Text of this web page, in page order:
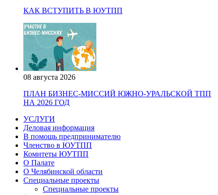
КАК ВСТУПИТЬ В ЮУТПП
08 августа 2026
ПЛАН БИЗНЕС-МИССИЙ ЮЖНО-УРАЛЬСКОЙ ТПП
НА 2026 ГОД
УСЛУГИ
Деловая информация
В помощь предпринимателю
Членство в ЮУТПП
Комитеты ЮУТПП
О Палате
О Челябинской области
Специальные проекты
Специальные проекты